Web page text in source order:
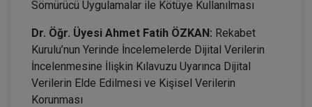
Sömürücü Uygulamalar ile Kötüye Kullanılması
Dr. Öğr. Üyesi Ahmet Fatih ÖZKAN: Rekabet
Kurulu’nun Yerinde İncelemelerde Dijital Verilerin
İncelenmesine İlişkin Kılavuzu Uyarınca Dijital
Verilerin Elde Edilmesi ve Kişisel Verilerin
Korunması